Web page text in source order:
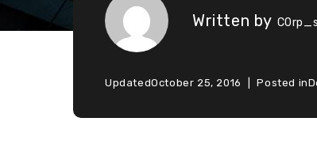
Written by
UpdatedOctober 25, 2016 Posted in